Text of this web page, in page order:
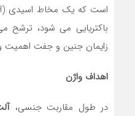
باکتریایی می شود، ترشح
زایمان جنین و جفت اهمیت
اهداف واژن
در طول مقاربت جنسی،